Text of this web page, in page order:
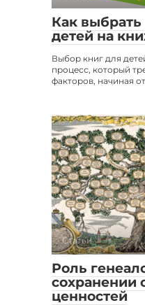
Как
детей на
Выбор книг для
процесс, который
факторов, начиная от
Статьи
Роль
сохранении
ценностей